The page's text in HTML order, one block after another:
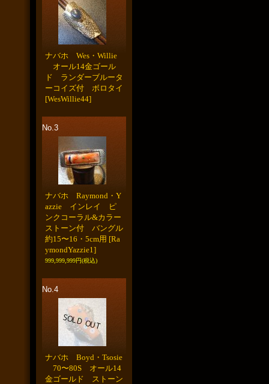
ナバホ Wes・Willie
オール14金ゴール
ド ランダーブルータ
ーコイズ付 ボロタイ
[WesWillie44]
No.3
ナバホ Raymond・Y
azzie インレイ ピ
ンクコーラル&カラー
ストーン付 バングル
約15〜16・5cm用 [Ra
ymondYazzie1]
999,999,999円(税込)
No.4
ナバホ Boyd・Tsosie
70〜80S オール14
金ゴールド ストーン